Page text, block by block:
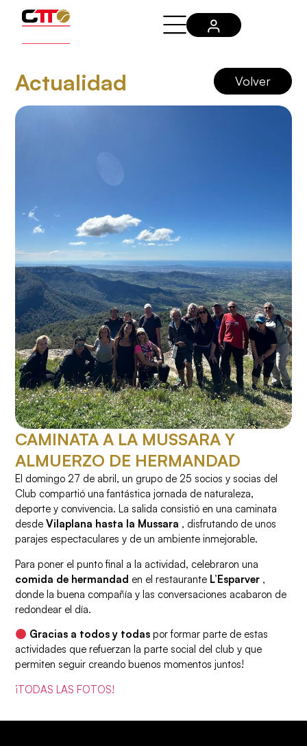
Actualidad Volver
CAMINATA A LA MUSSARA Y
ALMUERZO DE HERMANDAD
El domingo 27 de abril, un grupo de 25 socios y socias del
Club compartió una fantástica jornada de naturaleza,
deporte y convivencia. La salida consistió en una caminata
desdeVilaplana hasta la Mussara , disfrutando de unos
parajes espectaculares y de un ambiente inmejorable.
Para poner el punto final a la actividad, celebraron una
comida de hermandad en el restaurante L’Esparver ,
donde la buena compañía y las conversaciones acabaron de
redondear el día.
Gracias a todos y todas por formar parte de estas
actividades que refuerzan la parte social del club y que
permiten seguir creando buenos momentos juntos!
¡TODAS LAS FOTOS!